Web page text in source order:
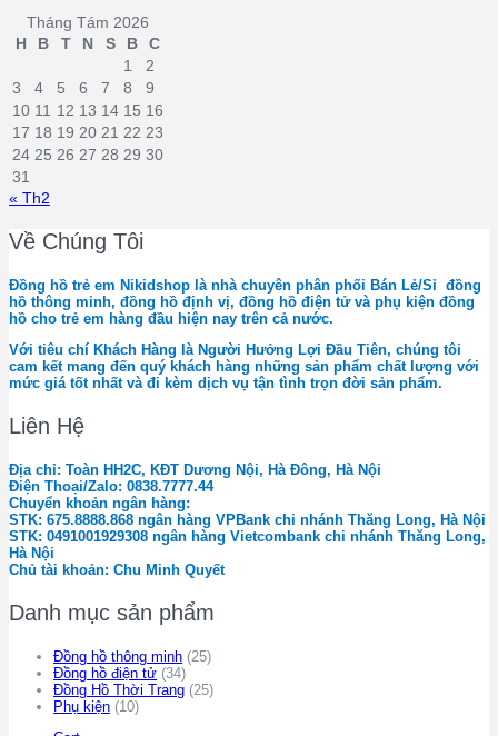
Tháng Tám 2026
H
B T N S B
C
1
2
3
4 5 6 7 8
9
10 11 12 13 14 15 16
17 18 19 20 21 22 23
24 25 26 27 28 29 30
31
« Th2
Về Chúng Tôi
Đồng hồ trẻ em Nikidshop là nhà chuyên phân phối Bán Lẻ/Sỉ đồng
hồ thông minh, đồng hồ định vị, đồng hồ điện tử và phụ kiện đồng
hồ cho trẻ em hàng đầu hiện nay trên cả nước.
Với tiêu chí Khách Hàng là Người Hưởng Lợi Đầu Tiên, chúng tôi
cam kết mang đến quý khách hàng những sản phẩm chất lượng với
mức giá tốt nhất và đi kèm dịch vụ tận tình trọn đời sản phẩm.
Liên Hệ
Địa chỉ: Toàn HH2C, KĐT Dương Nội, Hà Đông, Hà Nội
Điện Thoại/Zalo: 0838.7777.44
Chuyển khoản ngân hàng:
STK: 675.8888.868 ngân hàng VPBank chi nhánh Thăng Long, Hà Nội
STK: 0491001929308 ngân hàng Vietcombank chi nhánh Thăng Long,
Hà Nội
Chủ tài khoản: Chu Minh Quyết
Danh mục sản phẩm
Đồng hồ thông minh (25)
Đồng hồ điện tử (34)
Đồng Hồ Thời Trang (25)
Phụ kiện (10)